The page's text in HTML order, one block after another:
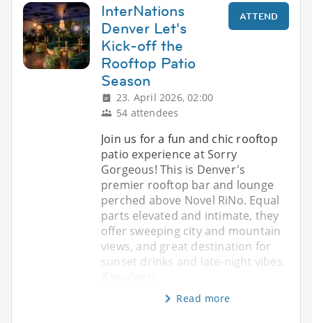
InterNations
Denver Let's
Kick-off the
Rooftop Patio
Season
23. April 2026, 02:00
54 attendees
ATTEND
Join us for a fun and chic rooftop
patio experience at Sorry
Gorgeous! This is Denver's
premier rooftop bar and lounge
perched above Novel RiNo. Equal
parts elevated and intimate, they
offer sweeping city and mountain
views, and great destination for
sunset drinks and late-night vibes.
Read more